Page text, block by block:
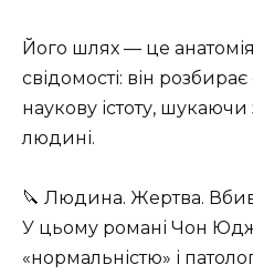
Його шлях — це
свідомості: він
наукову істоту,
людині.
🔪 Людина. Жертва.
У цьому романі Чон
«нормальністю» і